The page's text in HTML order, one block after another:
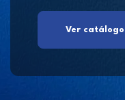
Ver catálogo